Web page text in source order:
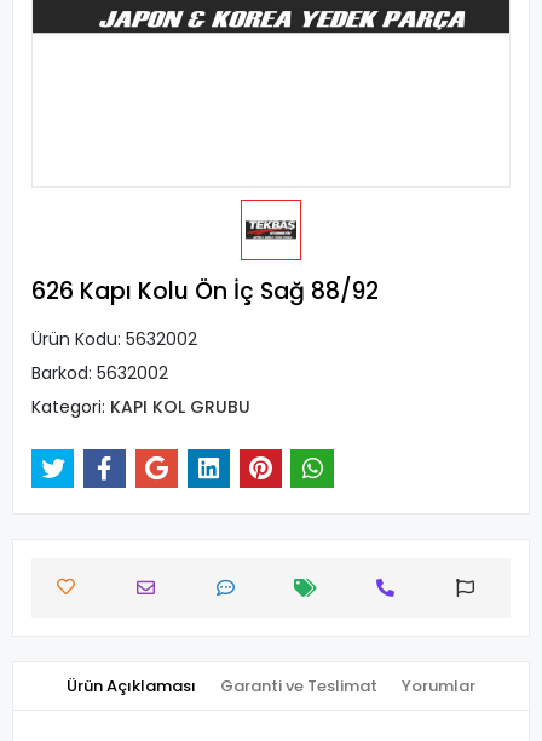
626 Kapı Kolu Ön İç Sağ 88/92
Ürün Kodu: 5632002
Barkod: 5632002
Kategori: KAPI KOL GRUBU
Ürün Açıklaması Garanti ve Teslimat Yorumlar